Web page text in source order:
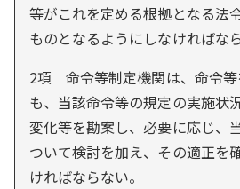
等がこれを定める根拠となる法
ものとなるようにしなければな
2項 命令等制定機関は、命令等
も、当該命令等の規定の実施状
変化等を勘案し、必要に応じ、
ついて検討を加え、その適正を
ければならない。